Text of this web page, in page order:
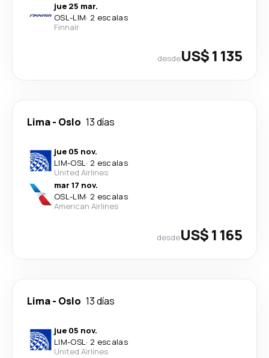
jue 25 mar.
OSL-LIM· 2 escalas
Finnair
desdeUS$ 1 135
Lima- Oslo 13 días
jue 05 nov.
LIM-OSL· 2 escalas
United Airlines
mar 17 nov.
OSL-LIM· 2 escalas
American Airlines
desdeUS$ 1 165
Lima- Oslo 13 días
jue 05 nov.
LIM-OSL· 2 escalas
United Airlines